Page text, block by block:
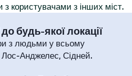
з користувачами з інших міст.
будь-якої локації
з людьми у всьому
Лос-Анджелес, Сідней.